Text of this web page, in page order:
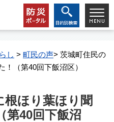
し > 町民の声> 茨城町住民の
（第40回下飯沼区）
根ほり葉ほり聞
第40回下飯沼